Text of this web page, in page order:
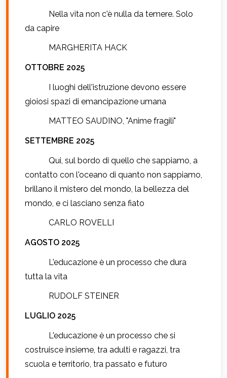
Nella vita non c'è nulla da temere. Solo
da capire
MARGHERITA HACK
OTTOBRE 2025
I luoghi dell'istruzione devono essere
gioiosi spazi di emancipazione umana
MATTEO SAUDINO, "Anime fragili"
SETTEMBRE 2025
Qui, sul bordo di quello che sappiamo, a
contatto con l'oceano di quanto non sappiamo,
brillano il mistero del mondo, la bellezza del
mondo, e ci lasciano senza fiato
CARLO ROVELLI
AGOSTO 2025
L'educazione è un processo che dura
tutta la vita
RUDOLF STEINER
LUGLIO 2025
L'educazione è un processo che si
costruisce insieme, tra adulti e ragazzi, tra
scuola e territorio, tra passato e futuro